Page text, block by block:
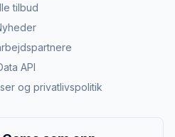
tilbud
API
og privatlivspolitik